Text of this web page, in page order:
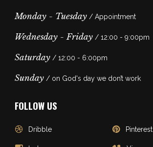
Monday - Tuesday / Appointment
Wednesday - Friday / 12:00 - 9:00pm
Saturday / 12:00 - 6:00pm
Sunday / on God's day we don’t work
FOLLOW US
Dribble Pinterest